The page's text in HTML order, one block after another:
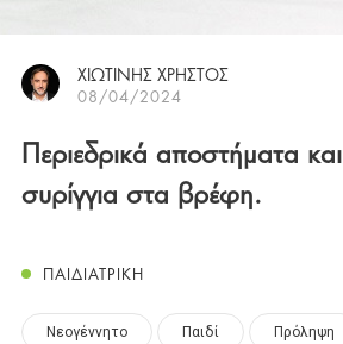
ΧΙΩΤΙΝΗΣ ΧΡΗΣΤΟΣ
08/04/2024
Περιεδρικά αποστήματα και
συρίγγια στα βρέφη.
ΠΑΙΔΙΑΤΡΙΚΗ
Νεογέννητο Παιδί Πρόληψη